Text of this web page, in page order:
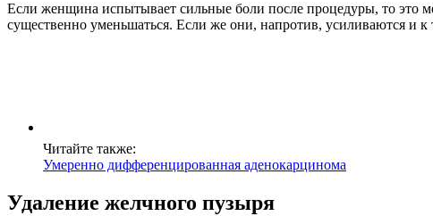
Если женщина испытывает сильные боли после процедуры, то это
существенно уменьшаться. Если же они, напротив, усиливаются и
Читайте также:
Умеренно дифференцированная аденокарцинома
Удаление желчного пузыря